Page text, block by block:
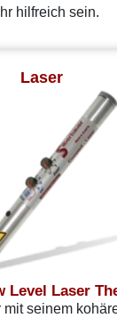
hilfreich sein.
Laser
Level Laser
mit seinem